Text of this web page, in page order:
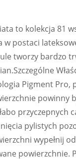
to kolekcja 81
w postaci
tworzy bardzo
Pigment
powinny
przyczepnych
pylistych
wypełnij
powierzchnie.